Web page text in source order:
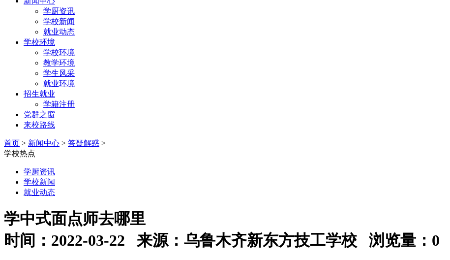
学厨资讯
学校新闻
就业动态
学校环境
学校环境
教学环境
学生风采
就业环境
招生就业
学籍注册
党群之窗
来校路线
首页 > 新闻中心 > 答疑解惑 >
学校热点
学厨资讯
学校新闻
就业动态
学中式面点师去哪里
时间：2022-03-22 来源：乌鲁木齐新东方技工学校 浏览量： 0